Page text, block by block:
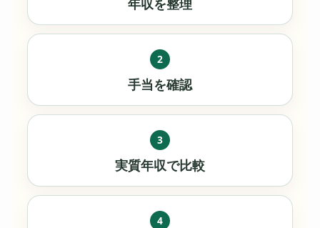
2
手当を確認
3
実質年収で比較
4